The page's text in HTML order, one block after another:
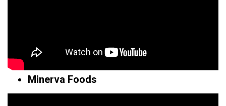
Minerva Foods